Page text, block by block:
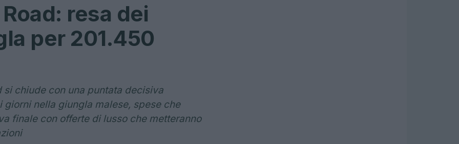
resa dei
per 201.450
si chiude con una puntata decisiva
nella giungla malese, spese che
finale con offerte di lusso che metteranno